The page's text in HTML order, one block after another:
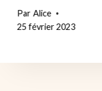
ParAlice
25 février 2023